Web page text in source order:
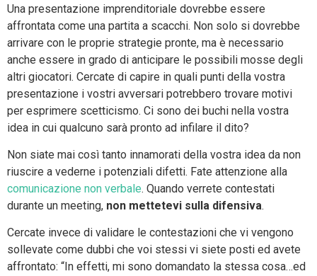
Una presentazione imprenditoriale dovrebbe essere
affrontata come una partita a scacchi. Non solo si dovrebbe
arrivare con le proprie strategie pronte, ma è necessario
anche essere in grado di anticipare le possibili mosse degli
altri giocatori. Cercate di capire in quali punti della vostra
presentazione i vostri avversari potrebbero trovare motivi
per esprimere scetticismo. Ci sono dei buchi nella vostra
idea in cui qualcuno sarà pronto ad infilare il dito?
Non siate mai così tanto innamorati della vostra idea da non
riuscire a vederne i potenziali difetti. Fate attenzione alla
comunicazione non verbale. Quando verrete contestati
durante un meeting, non mettetevi sulla difensiva.
Cercate invece di validare le contestazioni che vi vengono
sollevate come dubbi che voi stessi vi siete posti ed avete
affrontato: “In effetti, mi sono domandato la stessa cosa…ed